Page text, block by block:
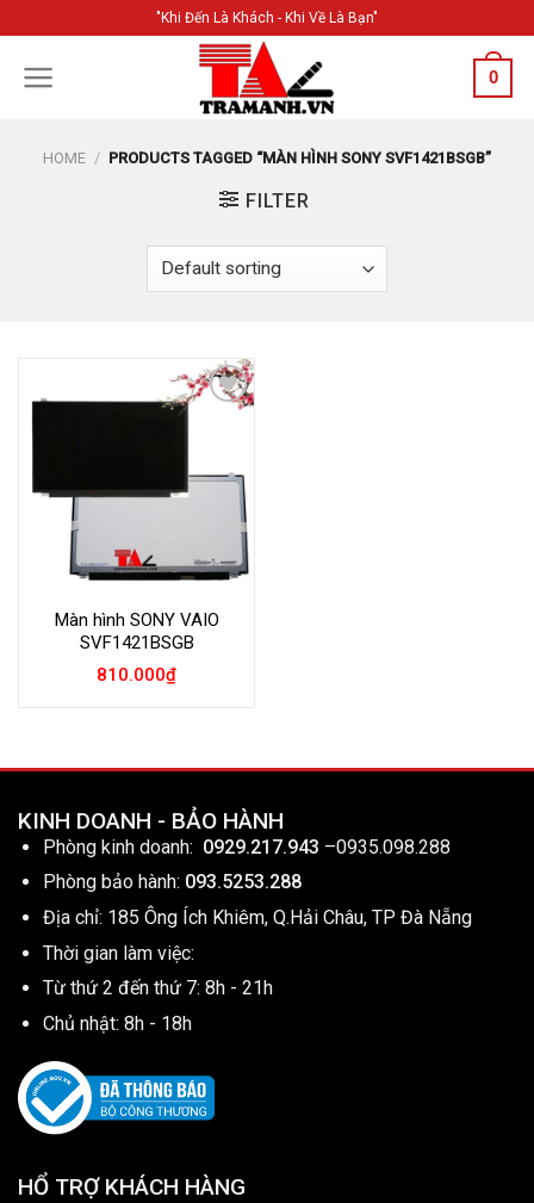
content
"Khi Đến Là Khách - Khi Về Là Bạn"
0
HOME / PRODUCTS TAGGED “MÀN HÌNH SONY SVF1421BSGB”
FILTER
Màn hình SONY VAIO
SVF1421BSGB
810.000₫
KINH DOANH - BẢO HÀNH
Phòng kinh doanh: 0929.217.943 –0935.098.288
Phòng bảo hành: 093.5253.288
Địa chỉ: 185 Ông Ích Khiêm, Q.Hải Châu, TP Đà Nẵng
Thời gian làm việc:
Từ thứ 2 đến thứ 7: 8h - 21h
Chủ nhật: 8h - 18h
HỔ TRỢ KHÁCH HÀNG